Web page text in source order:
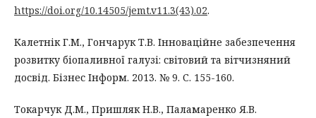
https://doi.org/10.14505/jemt.v11.3(43).02.
Калетнік Г.М., Гончарук Т.В. Інноваційне забезпечення
розвитку біопаливної галузі: світовий та вітчизняний
досвід. Бізнес Інформ. 2013. № 9. С. 155-160.
Токарчук Д.М., Пришляк Н.В., Паламаренко Я.В.